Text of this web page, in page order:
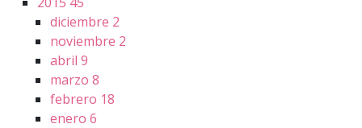
diciembre 2
noviembre 2
abril 9
marzo 8
febrero 18
enero 6